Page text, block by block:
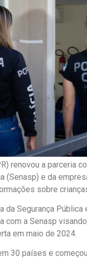
renovou a parceria
(Senasp) e da
sobre
da Segurança
com a Senasp
em maio de 2024.
30 países e